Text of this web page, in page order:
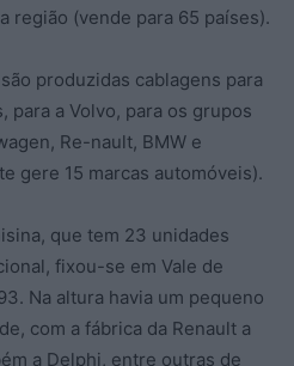
região (vende para 65 países).
produzidas cablagens para
para a Volvo, para os grupos
Re-nault, BMW e
gere 15 marcas automóveis).
que tem 23 unidades
fixou-se em Vale de
Na altura havia um pequeno
com a fábrica da Renault a
a Delphi, entre outras de